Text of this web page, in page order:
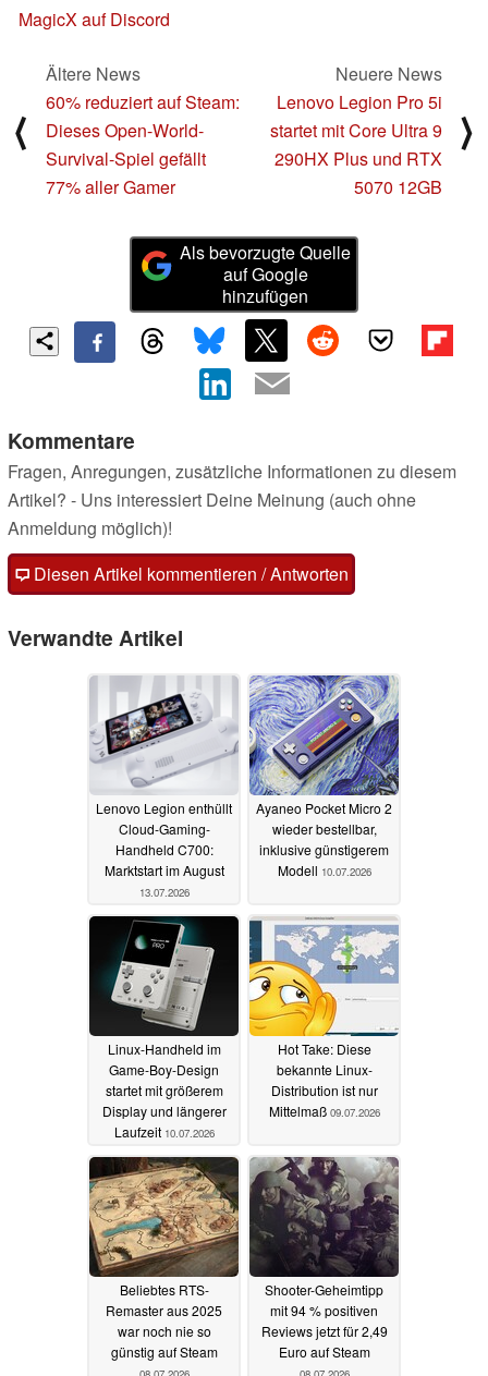
MagicX auf Discord
⟨
Ältere News
60% reduziert auf Steam:
Dieses Open-World-
Survival-Spiel gefällt
77% aller Gamer
Neuere News
Lenovo Legion Pro 5i
startet mit Core Ultra 9
290HX Plus und RTX
5070 12GB
⟩
Als bevorzugte Quelle
auf Google
hinzufügen
Kommentare
Fragen, Anregungen, zusätzliche Informationen zu diesem
Artikel? - Uns interessiert Deine Meinung (auch ohne
Anmeldung möglich)!
Diesen Artikel kommentieren / Antworten
Verwandte Artikel
Lenovo Legion enthüllt
Cloud-Gaming-
Handheld C700:
Marktstart im August
13.07.2026
Ayaneo Pocket Micro 2
wieder bestellbar,
inklusive günstigerem
Modell 10.07.2026
Linux-Handheld im
Game-Boy-Design
startet mit größerem
Display und längerer
Laufzeit 10.07.2026
Hot Take: Diese
bekannte Linux-
Distribution ist nur
Mittelmaß 09.07.2026
Beliebtes RTS-
Remaster aus 2025
war noch nie so
günstig auf Steam
Shooter-Geheimtipp
mit 94 % positiven
Reviews jetzt für 2,49
Euro auf Steam